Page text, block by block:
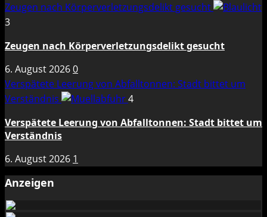
Zeugen nach Körperverletzungsdelikt gesucht
3
Zeugen nach Körperverletzungsdelikt gesucht
6. August 20260
Verspätete Leerung von Abfalltonnen: Stadt bittet um
Verständnis
4
Verspätete Leerung von Abfalltonnen: Stadt bittet um
Verständnis
6. August 2026 1
Anzeigen